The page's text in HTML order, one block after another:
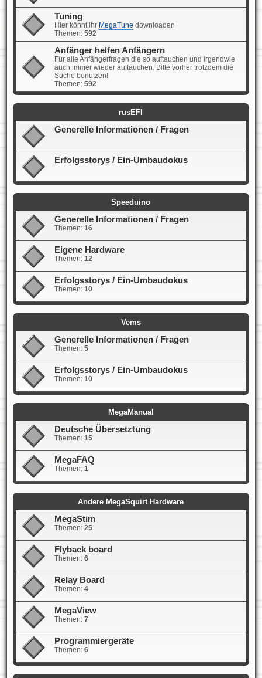
Tuning
Hier könnt ihr MegaTune downloaden
Themen: 592
Anfänger helfen Anfängern
Für alle Anfängerfragen die so auftauchen und irgendwie
auch immer wieder auftauchen. Bitte vorher trotzdem die
Suche benutzen!
Themen: 592
rusEFI
Generelle Informationen / Fragen
Erfolgsstorys / Ein-Umbaudokus
Speeduino
Generelle Informationen / Fragen
Themen: 16
Eigene Hardware
Themen: 12
Erfolgsstorys / Ein-Umbaudokus
Themen: 10
Vems
Generelle Informationen / Fragen
Themen: 5
Erfolgsstorys / Ein-Umbaudokus
Themen: 10
MegaManual
Deutsche Übersetztung
Themen: 15
MegaFAQ
Themen: 1
Andere MegaSquirt Hardware
MegaStim
Themen: 25
Flyback board
Themen: 6
Relay Board
Themen: 4
MegaView
Themen: 7
Programmiergeräte
Themen: 6